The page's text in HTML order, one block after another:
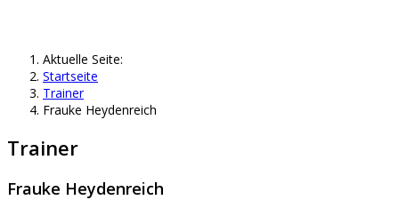
Aktuelle Seite:
Startseite
Trainer
Frauke Heydenreich
Trainer
Frauke Heydenreich